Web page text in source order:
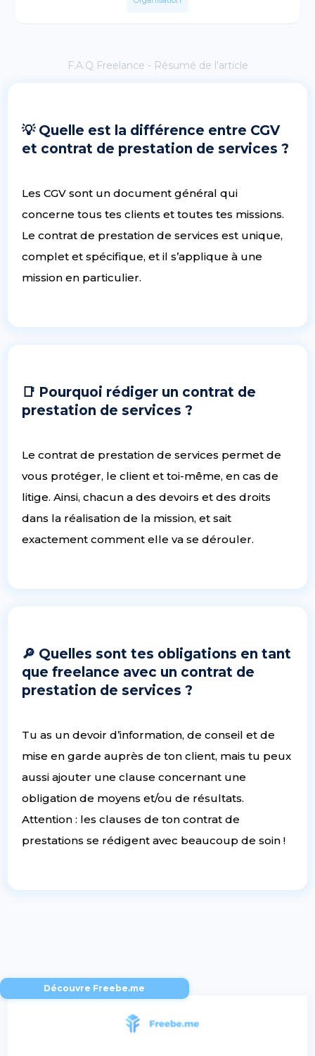
F.A.Q Freelance - Résumé de l'article
💡 Quelle est la différence entre CGV
et contrat de prestation de services ?
Les CGV sont un document général qui
concerne tous tes clients et toutes tes missions.
Le contrat de prestation de services est unique,
complet et spécifique, et il s’applique à une
mission en particulier.
📑 Pourquoi rédiger un contrat de
prestation de services ?
Le contrat de prestation de services permet de
vous protéger, le client et toi-même, en cas de
litige. Ainsi, chacun a des devoirs et des droits
dans la réalisation de la mission, et sait
exactement comment elle va se dérouler.
🔎 Quelles sont tes obligations en tant
que freelance avec un contrat de
prestation de services ?
Tu as un devoir d’information, de conseil et de
mise en garde auprès de ton client, mais tu peux
aussi ajouter une clause concernant une
obligation de moyens et/ou de résultats.
Attention : les clauses de ton contrat de
prestations se rédigent avec beaucoup de soin !
Découvre Freebe.me